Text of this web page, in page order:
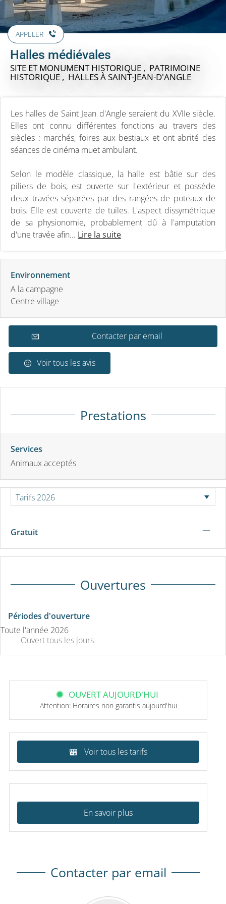
APPELER
Halles médiévales
SITE ET MONUMENT HISTORIQUE , PATRIMOINE
HISTORIQUE , HALLESÀ SAINT-JEAN-D'ANGLE
Les halles de Saint Jean d'Angle seraient du XVIIe siècle.
Elles ont connu différentes fonctions au travers des
siècles : marchés, foires aux bestiaux et ont abrité des
séances de cinéma muet ambulant.
Selon le modèle classique, la halle est bâtie sur des
piliers de bois, est ouverte sur l'extérieur et possède
deux travées séparées par des rangées de poteaux de
bois. Elle est couverte de tuiles. L'aspect dissymétrique
de sa physionomie, probablement dû à l'amputation
d'une travée afin... Lire la suite
Environnement
A la campagne
Centre village
Contacter par email
Voir tous les avis
Prestations
Services
Animaux acceptés
Gratuit —
Ouvertures
Périodes d'ouverture
Toute l'année 2026
Ouverttous les jours
OUVERT AUJOURD'HUI
Attention: Horaires non garantis aujourd'hui
Voir tous les tarifs
En savoir plus
Contacter par email